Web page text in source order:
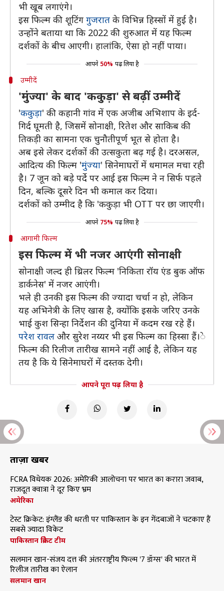
भी खूब लगाएंगे।
इस फिल्म की शूटिंग गुजरात के विभिन्न हिस्सों में हुई है।
उन्होंने बताया था कि 2022 की शुरुआत में यह फिल्म
दर्शकों के बीच आएगी। हालांकि, ऐसा हो नहीं पाया।
आपने 50% पढ़ लिया है
उम्मीदें
'मुंज्या' के बाद 'ककुड़ा' से बढ़ीं उम्मीदें
'ककुड़ा' की कहानी गांव में एक अजीब अभिशाप के इर्द-
गिर्द घूमती है, जिसमें सोनाक्षी, रितेश और साकिब की
तिकड़ी का सामना एक चुनौतीपूर्ण भूत से होता है।
अब इसे लेकर दर्शकों की उत्सकुता बढ़ गई है। दरअसल,
आदित्य की फिल्म 'मुंज्या' सिनेमाघरों में धमामल मचा रही
है। 7 जून को बड़े पर्दे पर आई इस फिल्म ने न सिर्फ पहले
दिन, बल्कि दूसरे दिन भी कमाल कर दिया।
दर्शकों को उम्मीद है कि 'ककुड़ा भी OTT पर छा जाएगी।
आपने 75% पढ़ लिया है
आगामी फिल्म
इस फिल्म में भी नजर आएंगी सोनाक्षी
सोनाक्षी जल्द ही थ्रिलर फिल्म 'निकिता रॉय एंड बुक ऑफ
डार्कनेस' में नजर आएंगी।
भले ही उनकी इस फिल्म की ज्यादा चर्चा न हो, लेकिन
यह अभिनेत्री के लिए खास है, क्योंकि इसके जरिए उनके
भाई कुश सिन्हा निर्देशन की दुनिया में कदम रख रहे हैं।
परेश रावल और सुरेश नय्यर भी इस फिल्म का हिस्सा हैं।े
फिल्म की रिलीज तारीख सामने नहीं आई है, लेकिन यह
तय है कि ये सिनेमाघरों में दस्तक देगी।
आपने पूरा पढ़ लिया है
ताज़ा खबरें
FCRA विधेयक 2026: अमेरिकी आलोचना पर भारत का करारा जवाब,
राजदूत क्वात्रा ने दूर किए भ्रम
अमेरिका
टेस्ट क्रिकेट: इंग्लैंड की धरती पर पाकिस्तान के इन गेंदबाजों ने चटकाए हैं
सबसे ज्यादा विकेट
पाकिस्तान क्रिकेट टीम
सलमान खान-संजय दत्त की अंतरराष्ट्रीय फिल्म '7 डॉग्स' की भारत में
रिलीज तारीख का ऐलान
सलमान खान